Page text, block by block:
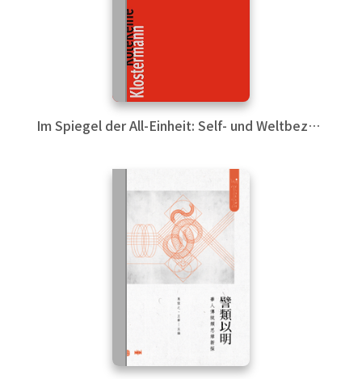
Im Spiegel der All-Einheit: Self- und Weltbezug